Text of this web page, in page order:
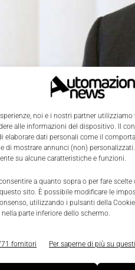
noi e i nostri partner
alle informazioni del dispositivo. Il
elaborare dati personali come il
di mostrare annunci (non)
su alcune caratteristiche e funzioni.
a quanto sopra o per fare scelte
sito. È possibile modificare le
utilizzando i pulsanti della
parte inferiore dello schermo.
fornitori Per saperne di più su